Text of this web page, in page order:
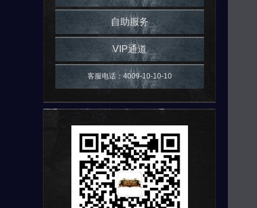
自助服务
VIP通道
客服电话：4009-10-10-10